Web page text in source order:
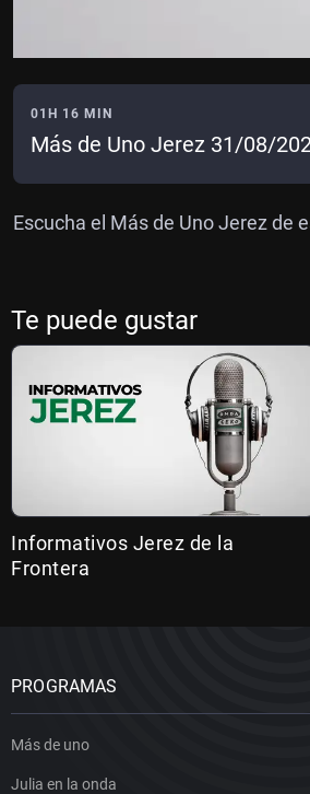
01H 16 MIN
Más de Uno Jerez 31/08/
Escucha el Más de Uno Jerez de
Te puede gustar
Informativos Jerez de la
Frontera
PROGRAMAS
Más de uno
Julia en la onda